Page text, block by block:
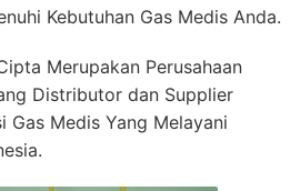
Kebutuhan Gas Medis Anda.
Merupakan Perusahaan
Distributor dan Supplier
Gas Medis Yang Melayani